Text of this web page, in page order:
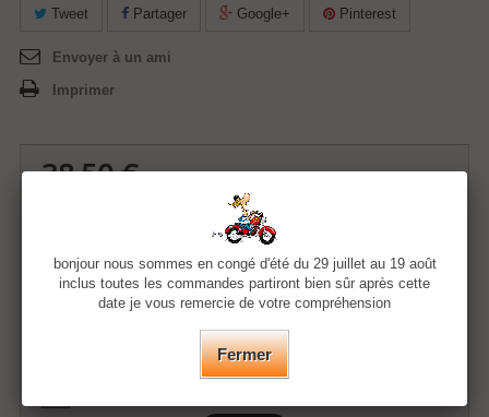
Tweet Partager Google+ Pinterest
Envoyer à un ami
Imprimer
38,50 €
bonjour nous sommes en congé d'été du 29 juillet au 19 août
inclus toutes les commandes partiront bien sûr après cette
date je vous remercie de votre compréhension
Fermer